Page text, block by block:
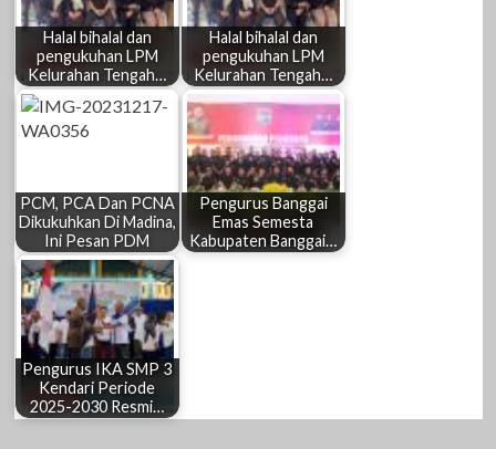
Halal bihalal dan
pengukuhan LPM
Kelurahan Tengah…
Halal bihalal dan
pengukuhan LPM
Kelurahan Tengah…
PCM, PCA Dan PCNA
Dikukuhkan Di Madina,
Ini Pesan PDM
Pengurus Banggai
Emas Semesta
Kabupaten Banggai…
Pengurus IKA SMP 3
Kendari Periode
2025-2030 Resmi…